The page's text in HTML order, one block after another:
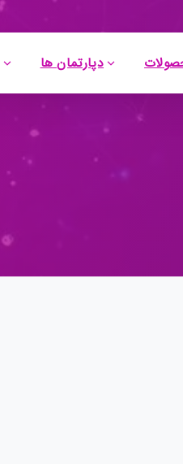
دپارتمان ها